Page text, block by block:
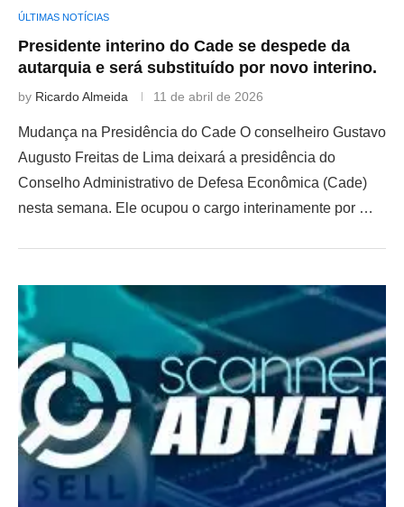
ÚLTIMAS NOTÍCIAS
Presidente interino do Cade se despede da
autarquia e será substituído por novo interino.
by Ricardo Almeida 11 de abril de 2026
Mudança na Presidência do Cade O conselheiro Gustavo
Augusto Freitas de Lima deixará a presidência do
Conselho Administrativo de Defesa Econômica (Cade)
nesta semana. Ele ocupou o cargo interinamente por …